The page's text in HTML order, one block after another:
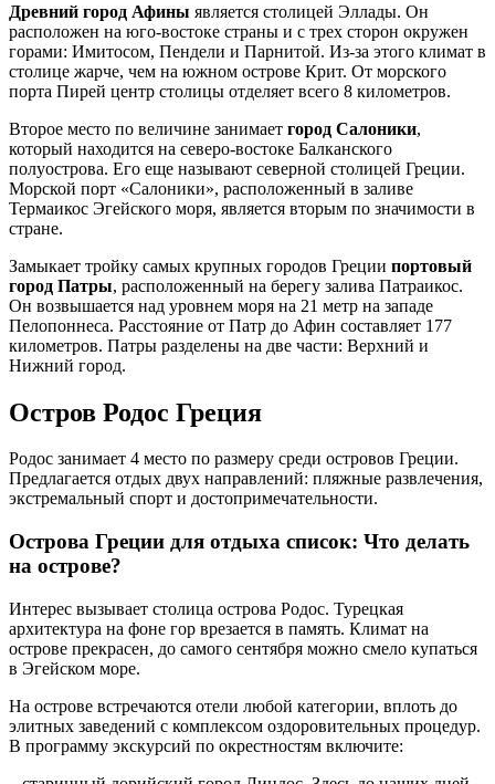
Древний город Афины является столицей Эллады. Он
расположен на юго-востоке страны и с трех сторон окружен
горами: Имитосом, Пендели и Парнитой. Из-за этого климат в
столице жарче, чем на южном острове Крит. От морского
порта Пирей центр столицы отделяет всего 8 километров.
Второе место по величине занимает город Салоники,
который находится на северо-востоке Балканского
полуострова. Его еще называют северной столицей Греции.
Морской порт «Салоники», расположенный в заливе
Термаикос Эгейского моря, является вторым по значимости в
стране.
Замыкает тройку самых крупных городов Греции портовый
город Патры, расположенный на берегу залива Патраикос.
Он возвышается над уровнем моря на 21 метр на западе
Пелопоннеса. Расстояние от Патр до Афин составляет 177
километров. Патры разделены на две части: Верхний и
Нижний город.
Остров Родос Греция
Родос занимает 4 место по размеру среди островов Греции.
Предлагается отдых двух направлений: пляжные развлечения,
экстремальный спорт и достопримечательности.
Острова Греции для отдыха список: Что делать
на острове?
Интерес вызывает столица острова Родос. Турецкая
архитектура на фоне гор врезается в память. Климат на
острове прекрасен, до самого сентября можно смело купаться
в Эгейском море.
На острове встречаются отели любой категории, вплоть до
элитных заведений с комплексом оздоровительных процедур.
В программу экскурсий по окрестностям включите: